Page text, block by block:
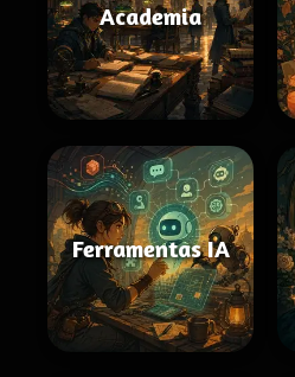
Academia
Ferramentas IA